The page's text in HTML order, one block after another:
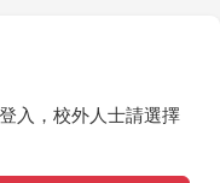
入，校外人士請選擇